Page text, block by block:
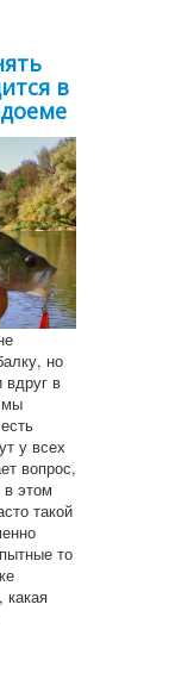
в
но
вдруг в
мы
у всех
вопрос,
этом
такой
то
какая